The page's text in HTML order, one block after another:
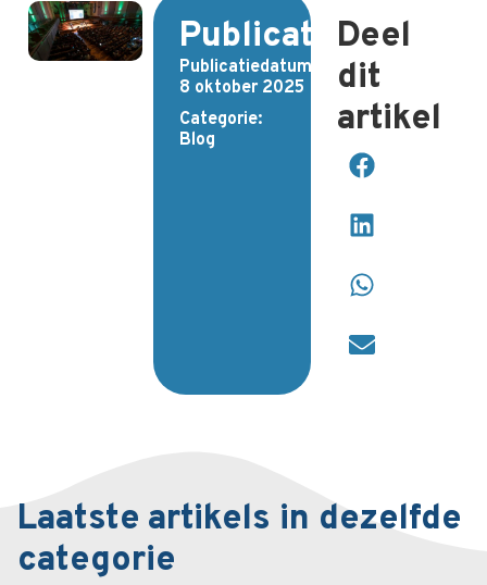
Publicatiedetails
Publicatiedatum:
8 oktober 2025
Categorie:
Blog
Deel
dit
artikel
Laatste artikels in dezelfde
categorie